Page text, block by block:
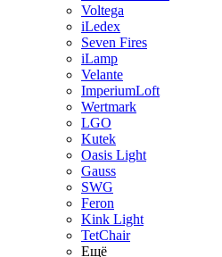
Voltega
iLedex
Seven Fires
iLamp
Velante
ImperiumLoft
Wertmark
LGO
Kutek
Oasis Light
Gauss
SWG
Feron
Kink Light
TetСhair
Ещё